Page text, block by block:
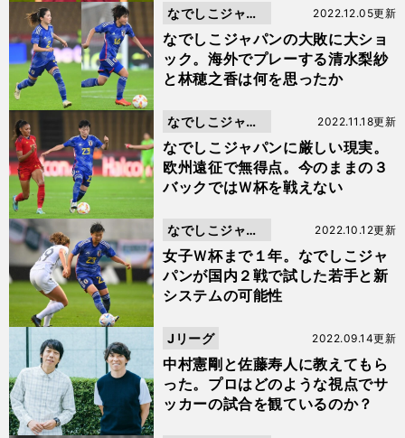
なでしこジャパンの大敗に大ショ
ック。海外でプレーする清水梨紗
と林穂之香は何を思ったか
2022.12.05更新
なでしこジャパ
ン
なでしこジャパンに厳しい現実。
欧州遠征で無得点。今のままの３
バックではＷ杯を戦えない
2022.11.18更新
なでしこジャパ
ン
女子Ｗ杯まで１年。なでしこジャ
パンが国内２戦で試した若手と新
システムの可能性
2022.10.12更新
なでしこジャパ
ン
中村憲剛と佐藤寿人に教えてもら
った。プロはどのような視点でサ
ッカーの試合を観ているのか？
2022.09.14更新
Jリーグ